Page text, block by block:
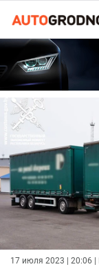
17 июля 2023 | 20:06